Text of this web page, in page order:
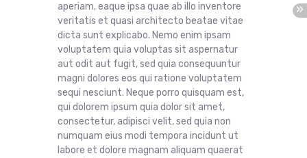
aperiam, eaque ipsa quae ab illo inventore
veritatis et quasi architecto beatae vitae
dicta sunt explicabo. Nemo enim ipsam
voluptatem quia voluptas sit aspernatur
aut odit aut fugit, sed quia consequuntur
magni dolores eos qui ratione voluptatem
sequi nesciunt. Neque porro quisquam est,
qui dolorem ipsum quia dolor sit amet,
consectetur, adipisci velit, sed quia non
numquam eius modi tempora incidunt ut
labore et dolore magnam aliquam quaerat